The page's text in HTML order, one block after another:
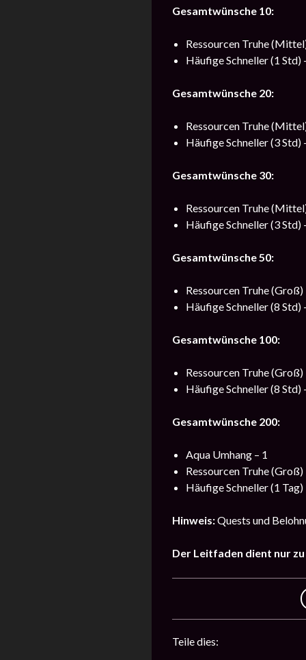
Gesamtwünsche 10:
Ressourcen Truhe
Häufige Schneller (1 Std)
Gesamtwünsche 20:
Ressourcen Truhe
Häufige Schneller (3 Std)
Gesamtwünsche 30:
Ressourcen Truhe
Häufige Schneller (3 Std)
Gesamtwünsche 50:
Ressourcen Truhe (Groß)
Häufige Schneller (8 Std)
Gesamtwünsche 100:
Ressourcen Truhe (Groß)
Häufige Schneller (8 Std)
Gesamtwünsche 200:
Aqua Umhang – 1
Ressourcen Truhe (Groß)
Häufige Schneller (1 Tag)
Hinweis:Quests und
Der Leitfaden dient nur
Teile dies: